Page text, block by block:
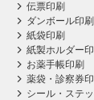
伝票印刷
ダンボール印刷
紙袋印刷
紙製ホルダー
お薬手帳印刷
薬袋・診察券
シール・ステ